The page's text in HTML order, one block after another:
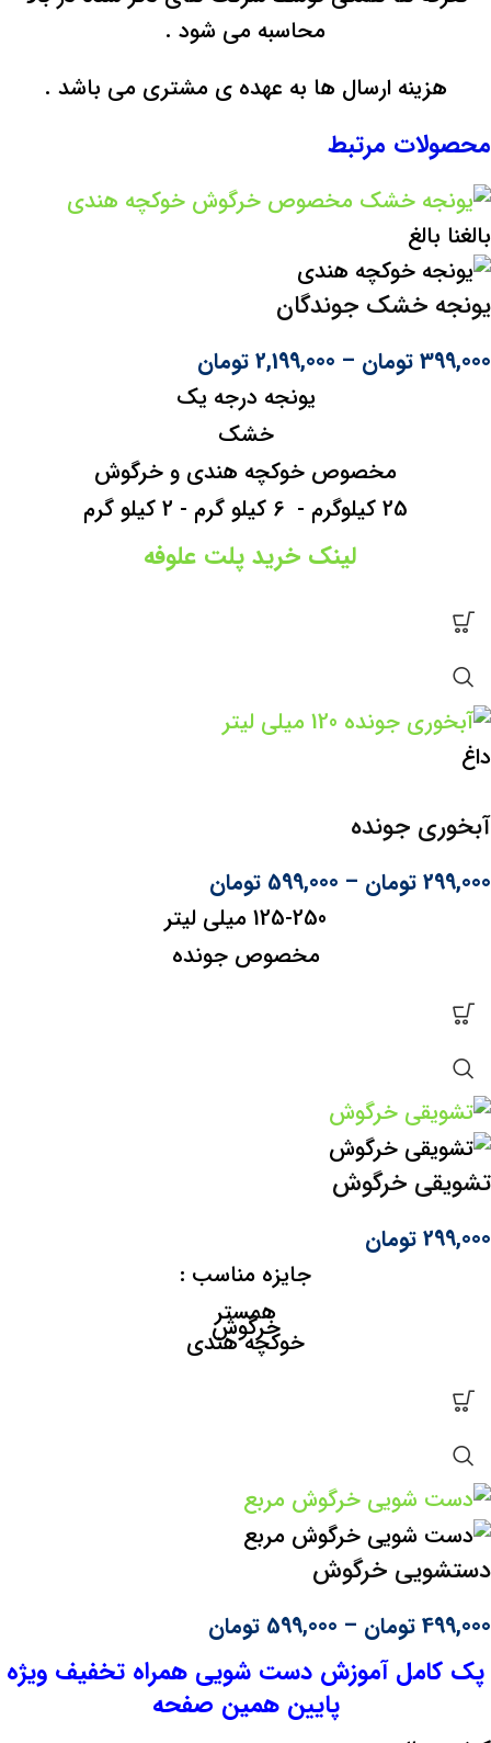
محاسبه می شود .
هزینه ارسال ها به عهده ی مشتری می باشد .
محصولات مرتبط
بالغنا بالغ
یونجه خشک جوندگان
399,000تومان –
2,199,000تومان
یونجه درجه یک
خشک
مخصوص خوکچه هندی و خرگوش
25 کیلوگرم - 6 کیلو گرم - 2 کیلو گرم
لینک خرید پلت علوفه
داغ
آبخوری جونده
299,000تومان –
599,000 تومان
125-250 میلی لیتر
مخصوص جونده
تشویقی خرگوش
299,000تومان
جایزه مناسب :
همستر
خرگوش
خوکچه هندی
دستشویی خرگوش
499,000تومان –
599,000 تومان
پک کامل آموزش دست شویی همراه تخفیف ویژه
پایین همین صفحه